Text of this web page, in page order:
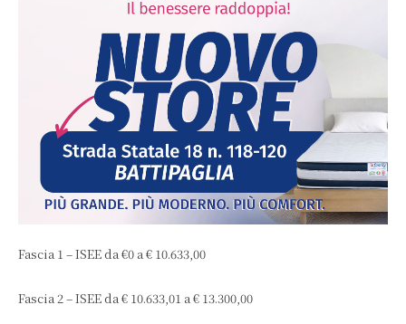
Fascia 1 – ISEE da €0 a € 10.633,00
Fascia 2 – ISEE da € 10.633,01 a € 13.300,00